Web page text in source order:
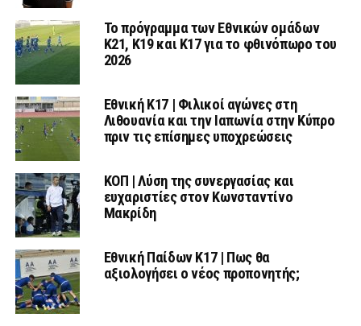
Το πρόγραμμα των Εθνικών ομάδων
Κ21, Κ19 και Κ17 για το φθινόπωρο του
2026
Εθνική K17 | Φιλικοί αγώνες στη
Λιθουανία και την Ιαπωνία στην Κύπρο
πριν τις επίσημες υποχρεώσεις
ΚΟΠ | Λύση της συνεργασίας και
ευχαριστίες στον Κωνσταντίνο
Μακρίδη
Εθνική Παίδων Κ17 | Πως θα
αξιολογήσει ο νέος προπονητής;